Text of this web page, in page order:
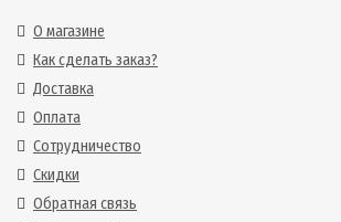
О магазине
Как сделать заказ?
Доставка
Оплата
Сотрудничество
Скидки
Обратная связь